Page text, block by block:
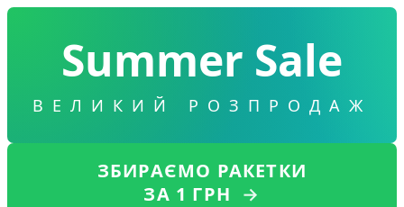
Summer Sale
ВЕЛИКИЙ РОЗПРОДАЖ
ЗБИРАЄМО РАКЕТКИ
ЗА 1 ГРН →